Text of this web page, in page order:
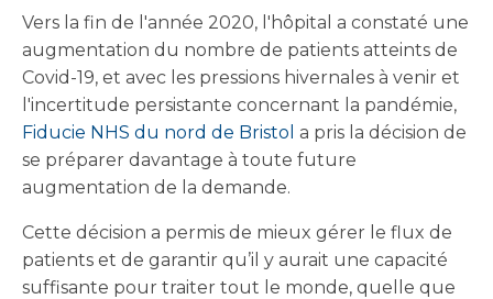
Vers la fin de l'année 2020, l'hôpital a constaté une
augmentation du nombre de patients atteints de
Covid-19, et avec les pressions hivernales à venir et
l'incertitude persistante concernant la pandémie,
Fiducie NHS du nord de Bristol a pris la décision de
se préparer davantage à toute future
augmentation de la demande.
Cette décision a permis de mieux gérer le flux de
patients et de garantir qu’il y aurait une capacité
suffisante pour traiter tout le monde, quelle que